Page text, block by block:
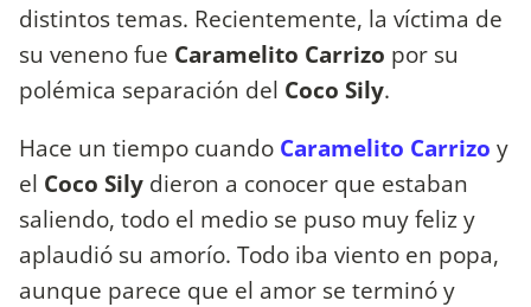
distintos temas. Recientemente, la víctima de
su veneno fue Caramelito Carrizo por su
polémica separación del Coco Sily.
Hace un tiempo cuando Caramelito Carrizo y
el Coco Sily dieron a conocer que estaban
saliendo, todo el medio se puso muy feliz y
aplaudió su amorío. Todo iba viento en popa,
aunque parece que el amor se terminó y